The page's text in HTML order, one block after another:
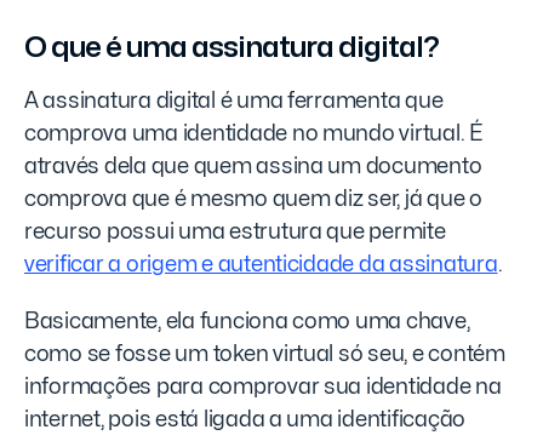
O que é uma assinatura digital?
A assinatura digital é uma ferramenta que
comprova uma identidade no mundo virtual. É
através dela que quem assina um documento
comprova que é mesmo quem diz ser, já que o
recurso possui uma estrutura que permite
verificar a origem e autenticidade da assinatura.
Basicamente, ela funciona como uma chave,
como se fosse um token virtual só seu, e contém
informações para comprovar sua identidade na
internet, pois está ligada a uma identificação